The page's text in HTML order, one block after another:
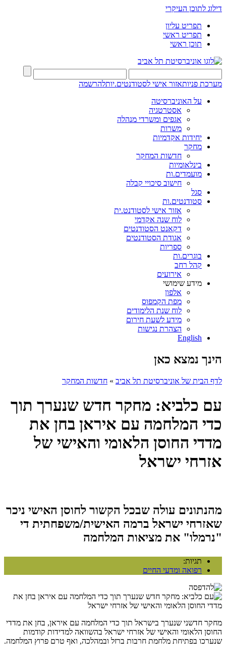
דילוג לתוכן העיקרי
תפריט עליון
תפריט ראשי
תוכן ראשי
מערכת פניותאזור אישי לסטודנטים.יותלהרשמה
על האוניברסיטה
אסטרטגיה
אגפים ומשרדי מנהלה
משרות
יחידות אקדמיות
מחקר
חדשות המחקר
בינלאומיות
מועמדים.ות
חישוב סיכויי קבלה
סגל
סטודנטים.ות
אזור אישי לסטודנט.ית
לוח שנה אקדמי
דקאנט הסטודנטים
אגודת הסטודנטים
ספריות
בוגרים.ות
קהל רחב
אירועים
מידע שימושי
אלפון
מפת הקמפוס
לוח שנת הלימודים
מידע לשעת חירום
הצהרת נגישות
English
הינך נמצא כאן
לדף הבית של אוניברסיטת תל אביב » חדשות המחקר
עם כלביא: מחקר חדש שנערך תוך
כדי המלחמה עם איראן בחן את
מדדי החוסן הלאומי והאישי של
אזרחי ישראל
מהנתונים עולה שבכל הקשור לחוסן האישי ניכר
שאזרחי ישראל ברמה האישית/משפחתית די
"נרמלו" את מציאות המלחמה
תגיות:
רפואה ומדעי החיים
מחקר חדשני שנערך בישראל תוך כדי המלחמה עם איראן, בחן את מדדי
החוסן הלאומי והאישי של אזרחי ישראל בהשוואה למדידות קודמות
שנערכו בפתיחת מלחמת חרבות ברזל ובמהלכה, ואף טרם פרוץ המלחמה.